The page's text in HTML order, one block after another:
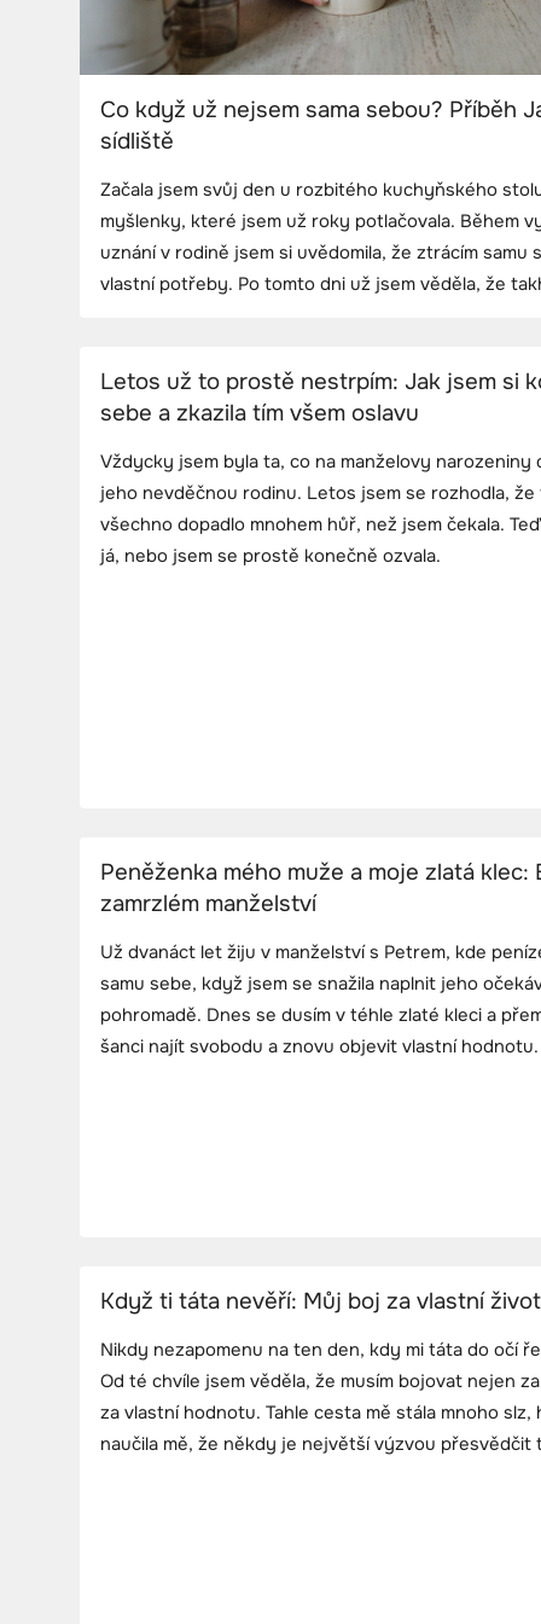
Co když už nejsem sama sebou? Příběh
sídliště
Začala jsem svůj den u rozbitého kuchyňského
myšlenky, které jsem už roky potlačovala. Během
uznání v rodině jsem si uvědomila, že ztrácím samu
vlastní potřeby. Po tomto dni už jsem věděla, že
Letos už to prostě nestrpím: Jak jsem si
sebe a zkazila tím všem oslavu
Vždycky jsem byla ta, co na manželovy
jeho nevděčnou rodinu. Letos jsem se rozhodla, že
všechno dopadlo mnohem hůř, než jsem čekala.
já, nebo jsem se prostě konečně ozvala.
Peněženka mého muže a moje zlatá klec:
zamrzlém manželství
Už dvanáct let žiju v manželství s Petrem, kde
samu sebe, když jsem se snažila naplnit jeho
pohromadě. Dnes se dusím v téhle zlaté kleci a
šanci najít svobodu a znovu objevit vlastní hodnotu.
Když ti táta nevěří: Můj boj za vlastní život
Nikdy nezapomenu na ten den, kdy mi táta do očí
Od té chvíle jsem věděla, že musím bojovat nejen
za vlastní hodnotu. Tahle cesta mě stála mnoho
naučila mě, že někdy je největší výzvou přesvědčit